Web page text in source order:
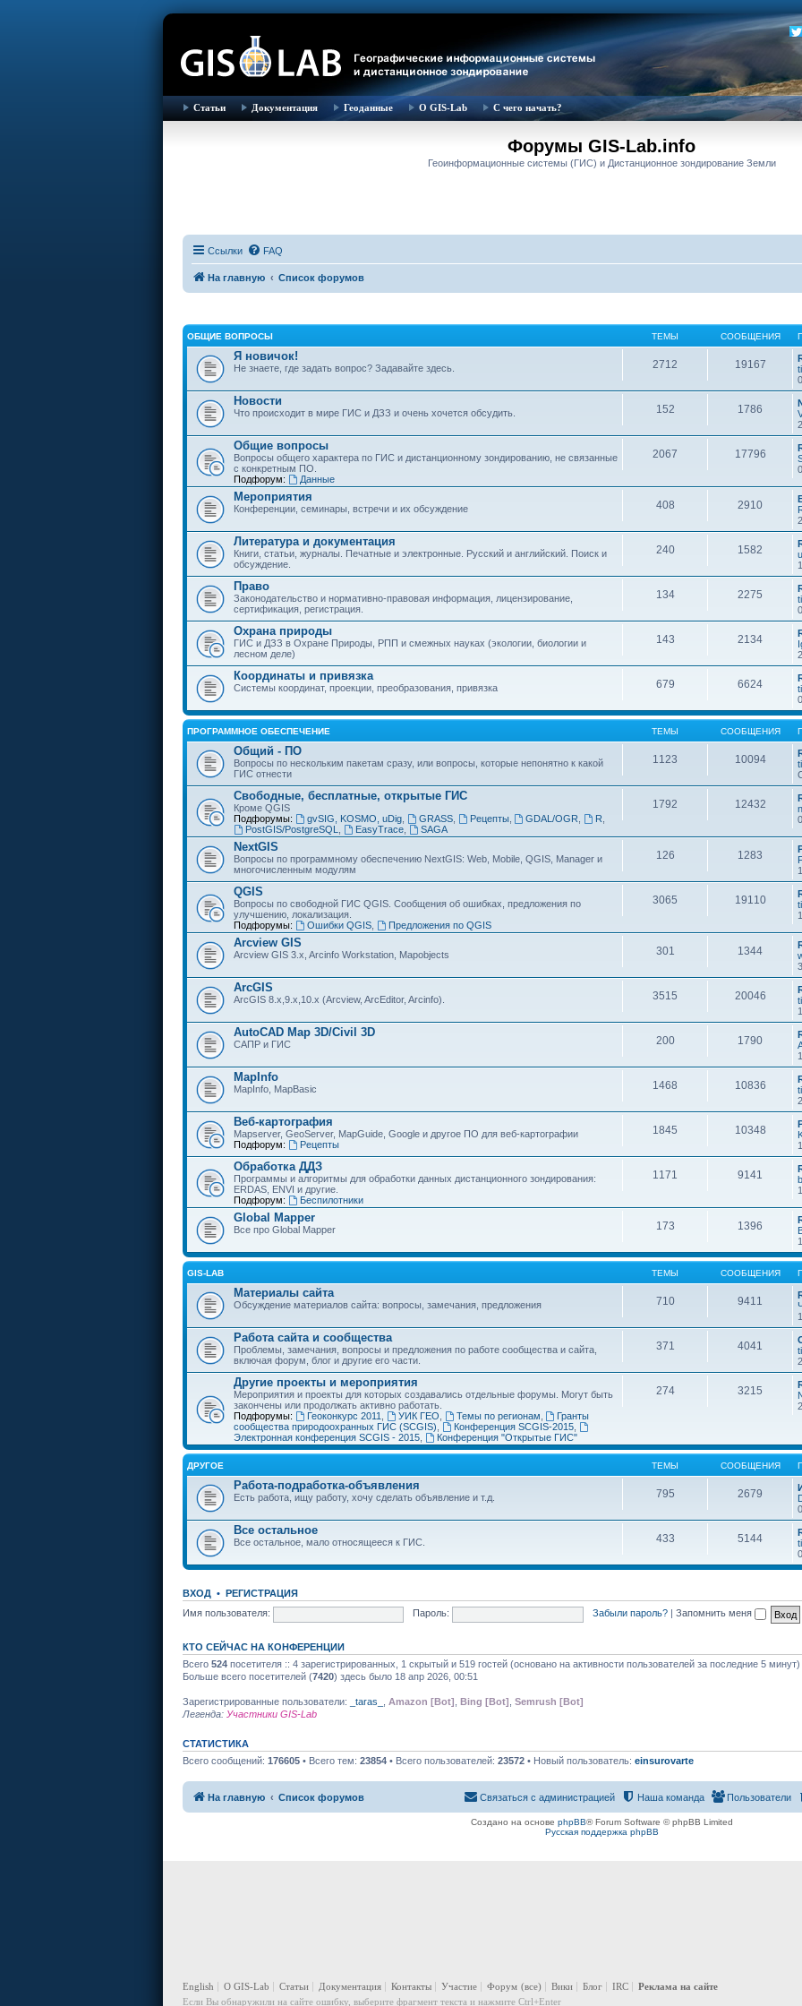
Статьи Документация Геоданные О GIS-Lab С чего начать?
Форумы GIS-Lab.info
Геоинформационные системы (ГИС) и Дистанционное зондирование Земли
Ссылки FAQ
На главную Список форумов
ОБЩИЕ ВОПРОСЫ ТЕМЫ СООБЩЕНИЯ
Я новичок!
Не знаете, где задать вопрос? Задавайте здесь. 2712 19167
Новости
Что происходит в мире ГИС и ДЗЗ и очень хочется обсудить. 152 1786
Общие вопросы
Вопросы общего характера по ГИС и дистанционному зондированию, не связанные
с конкретным ПО.
Подфорум:
Данные
2067 17796
Мероприятия
Конференции, семинары, встречи и их обсуждение 408 2910
Литература и документация
Книги, статьи, журналы. Печатные и электронные. Русский и английский. Поиск и
обсуждение.
240 1582
Право
Законодательство и нормативно-правовая информация, лицензирование,
сертификация, регистрация.
134 2275
Охрана природы
ГИС и ДЗЗ в Охране Природы, РПП и смежных науках (экологии, биологии и
лесном деле)
143 2134
Координаты и привязка
Системы координат, проекции, преобразования, привязка 679 6624
ПРОГРАММНОЕ ОБЕСПЕЧЕНИЕ ТЕМЫ СООБЩЕНИЯ
Общий - ПО
Вопросы по нескольким пакетам сразу, или вопросы, которые непонятно к какой
ГИС отнести
1123 10094
Свободные, бесплатные, открытые ГИС
Кроме QGIS
Подфорумы:
gvSIG, KOSMO, uDig, GRASS, Рецепты, GDAL/OGR R
PostGIS/PostgreSQL
EasyTrace, SAGA
1792 12432
NextGIS
Вопросы по программному обеспечению NextGIS: Web, Mobile, QGIS, Manager и
многочисленным модулям
126 1283
QGIS
Вопросы по свободной ГИС QGIS. Сообщения об ошибках, предложения по
улучшению, локализация.
Подфорумы:
Ошибки QGIS, Предложения по QGIS
3065 19110
Arcview GIS
Arcview GIS 3.x, Arcinfo Workstation, Mapobjects 301 1344
ArcGIS
ArcGIS 8.x,9.x,10.x (Arcview, ArcEditor, Arcinfo). 3515 20046
AutoCAD Map 3D/Civil 3D
САПР и ГИС 200 1790
MapInfo
MapInfo, MapBasic 1468 10836
Веб-картография
Mapserver, GeoServer, MapGuide, Google и другое ПО для веб-картографии
Подфорум:
Рецепты
1845 10348
Обработка ДДЗ
Программы и алгоритмы для обработки данных дистанционного зондирования:
ERDAS, ENVI и другие.
Подфорум:
Беспилотники
1171 9141
Global Mapper
Все про Global Mapper 173 1396
GIS-LAB ТЕМЫ СООБЩЕНИЯ
Материалы сайта
Обсуждение материалов сайта: вопросы, замечания, предложения 710 9411
Работа сайта и сообщества
Проблемы, замечания, вопросы и предложения по работе сообщества и сайта,
включая форум, блог и другие его части.
371 4041
Другие проекты и мероприятия
Мероприятия и проекты для которых создавались отдельные форумы. Могут быть
закончены или продолжать активно работать.
Подфорумы:
Геоконкурс 2011 УИК ГЕО Темы по регионам
Гранты
сообщества природоохранных ГИС (SCGIS)
Конференция SCGIS-2015,
Электронная конференция SCGIS - 2015
Конференция "Открытые ГИС"
274 3215
ДРУГОЕ ТЕМЫ СООБЩЕНИЯ
Работа-подработка-объявления
Есть работа, ищу работу, хочу сделать объявление и т.д. 795 2679
Все остальное
Все остальное, мало относящееся к ГИС. 433 5144
ВХОД • РЕГИСТРАЦИЯ
Имя пользователя:
Пароль: Забыли пароль? Запомнить меня
КТО СЕЙЧАС НА КОНФЕРЕНЦИИ
Всего 524 посетителя :: 4 зарегистрированных, 1 скрытый и 519 гостей (основано на активности пользователей за последние 5 минут)
Больше всего посетителей (7420) здесь было 18 апр 2026, 00:51
Зарегистрированные пользователи: _taras_ Amazon [Bot] Bing [Bot] Semrush [Bot]
Легенда: Участники GIS-Lab
СТАТИСТИКА
Всего сообщений: 176605 • Всего тем: 23854 • Всего пользователей: 23572 • Новый пользователь: einsurovarte
На главную Список форумов Пользователи
Наша команда
Связаться с администрацией
Создано на основе phpBB® Forum Software © phpBB Limited
Русская поддержка phpBB
English О GIS-Lab Статьи Документация Контакты Участие Форум (все) Вики Блог IRC
Реклама на сайте
Если Вы обнаружили на сайте ошибку, выберите фрагмент текста и нажмите Ctrl+Enter